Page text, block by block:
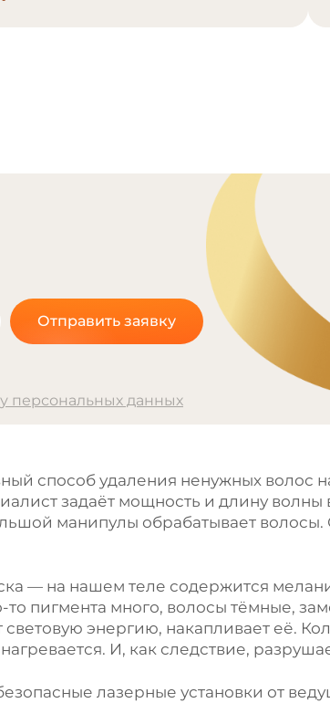
Отправить заявку
персональных данных
способ удаления ненужных волос
задаёт мощность и длину
манипулы обрабатывает волосы.
— на нашем теле содержится
пигмента много, волосы тёмные,
энергию, накапливает её.
И, как следствие,
лазерные установки от